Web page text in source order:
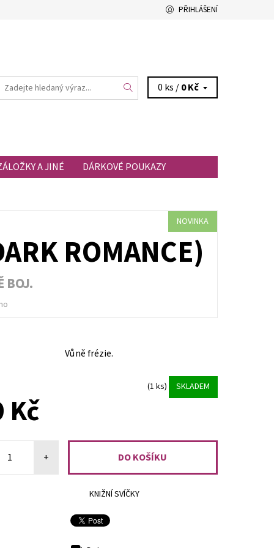
PŘIHLÁŠENÍ
0 ks /0 Kč
A JINÉ
DÁRKOVÉ POUKAZY
NOVINKA
ROMANCE)
BOJ.
Vůně frézie.
(1 ks) SKLADEM
Kč
+
KNIŽNÍ SVÍČKY